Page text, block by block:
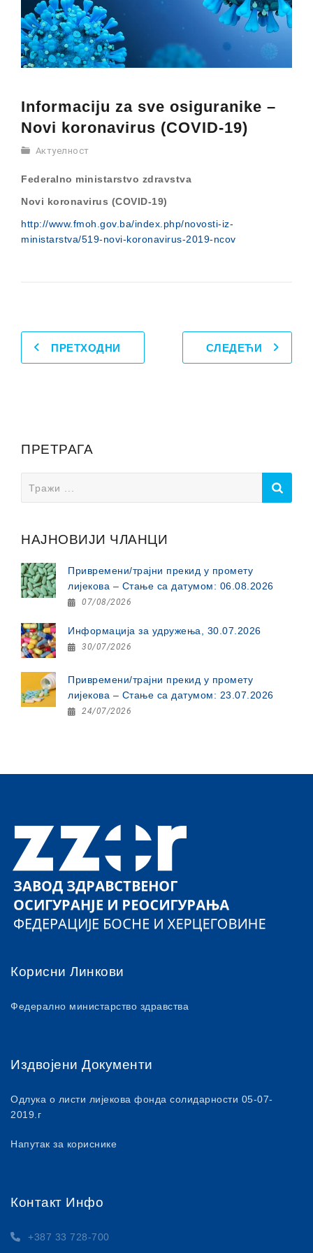
Informaciju za sve osiguranike –
Novi koronavirus (COVID-19)
Актуелност
Federalno ministarstvo zdravstva
Novi koronavirus (COVID-19)
http://www.fmoh.gov.ba/index.php/novosti-iz-
ministarstva/519-novi-koronavirus-2019-ncov
ПРЕТХОДНИ СЛЕДЕЋИ
ПРЕТРАГА
for:
НАЈНОВИЈИ ЧЛАНЦИ
Привремени/трајни прекид у промету
лијекова – Стање са датумом: 06.08.2026
07/08/2026
Информација за удружења, 30.07.2026
30/07/2026
Привремени/трајни прекид у промету
лијекова – Стање са датумом: 23.07.2026
24/07/2026
Корисни Линкови
Федерално министарство здравства
Издвојени Документи
Одлука о листи лијекова фонда солидарности 05-07-
2019.г
Напутак за кориснике
Контакт Инфо
+387 33 728-700